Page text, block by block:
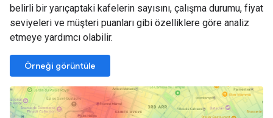
belirli bir yarıçaptaki kafelerin sayısını, çalışma durumu, fiyat
seviyeleri ve müşteri puanları gibi özelliklere göre analiz
etmeye yardımcı olabilir.
Örneği görüntüle